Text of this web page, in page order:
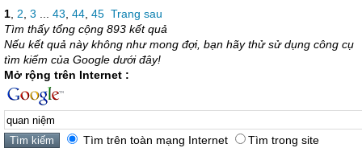
1 2 3 43 44 45 Trang sau
Tìm thấy tổng cộng 893 kết quả
Nếu kết quả này không như mong đợi, bạn hãy thử sử dụng công cụ
tìm kiếm của Google dưới đây!
Mở rộng trên Internet :
Tìm trên toàn mạng Internet Tìm trong site